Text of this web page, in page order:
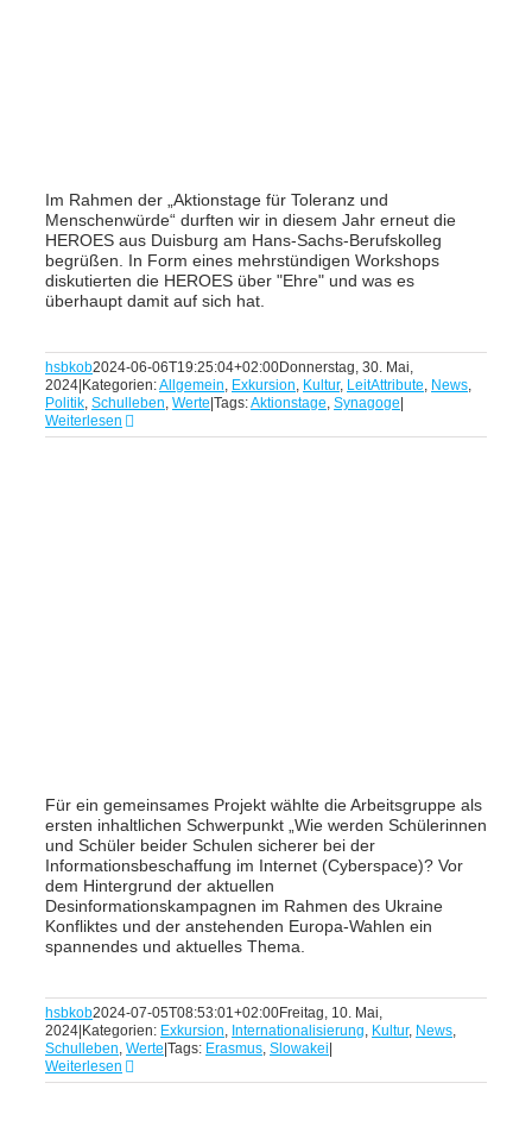
Im Rahmen der „Aktionstage für Toleranz und
Menschenwürde“ durften wir in diesem Jahr erneut die
HEROES aus Duisburg am Hans-Sachs-Berufskolleg
begrüßen. In Form eines mehrstündigen Workshops
diskutierten die HEROES über "Ehre" und was es
überhaupt damit auf sich hat.
hsbkob2024-06-06T19:25:04+02:00Donnerstag, 30. Mai,
2024 Kategorien:Allgemein, Exkursion, Kultur, LeitAttribute, News,
Politik, Schulleben, Werte Tags:Aktionstage, Synagoge
Weiterlesen
Für ein gemeinsames Projekt wählte die Arbeitsgruppe als
ersten inhaltlichen Schwerpunkt „Wie werden Schülerinnen
und Schüler beider Schulen sicherer bei der
Informationsbeschaffung im Internet (Cyberspace)? Vor
dem Hintergrund der aktuellen
Desinformationskampagnen im Rahmen des Ukraine
Konfliktes und der anstehenden Europa-Wahlen ein
spannendes und aktuelles Thema.
hsbkob2024-07-05T08:53:01+02:00Freitag, 10. Mai,
2024 Kategorien: Exkursion, Internationalisierung, Kultur, News,
Schulleben, Werte Tags: Erasmus, Slowakei
Weiterlesen